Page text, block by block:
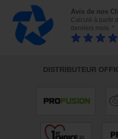
Avis de nos
Calculé à partir
derniers mois. *
DISTRIBUTEUR